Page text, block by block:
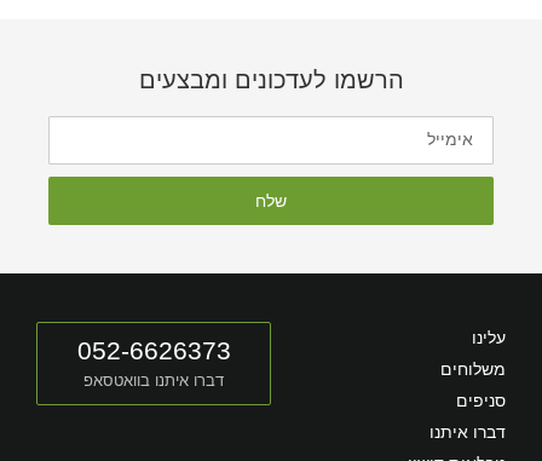
הרשמו לעדכונים ומבצעים
שלח
עלינו
משלוחים
סניפים
דברו איתנו
052-6626373
דברו איתנו בוואטסאפ